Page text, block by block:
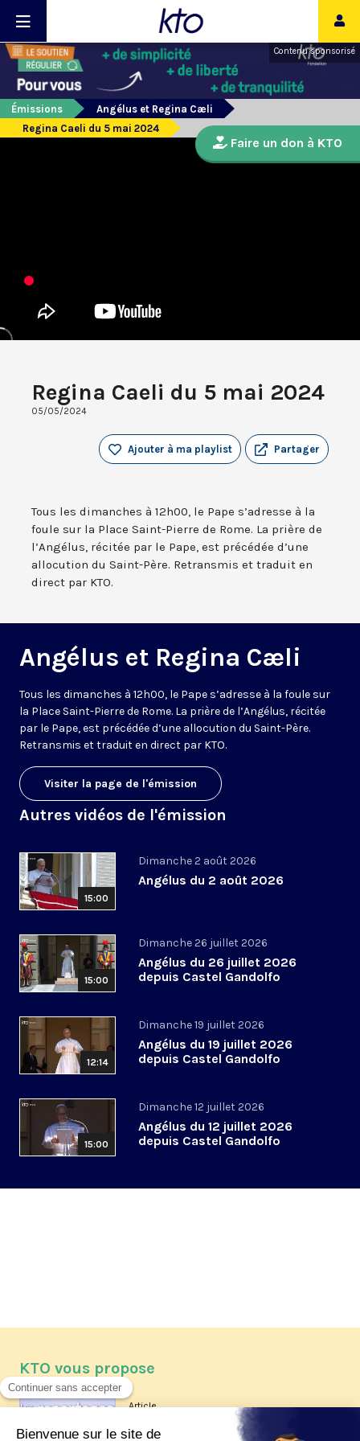
Contenu sponsorisé
Émissions
Angélus et Regina Cæli
Regina Caeli du 5 mai 2024
Regina Caeli du 5 mai 2024
05/05/2024
Partager
Ajouter à ma playlist
Tous les dimanches à 12h00, le Pape s’adresse à la
foule sur la Place Saint-Pierre de Rome. La prière de
l’Angélus, récitée par le Pape, est précédée d’une
allocution du Saint-Père. Retransmis et traduit en
direct par KTO.
Angélus et Regina Cæli
Tous les dimanches à 12h00, le Pape s’adresse à la foule sur
la Place Saint-Pierre de Rome. La prière de l’Angélus, récitée
par le Pape, est précédée d’une allocution du Saint-Père.
Retransmis et traduit en direct par KTO.
Visiter la page de l'émission
Autres vidéos de l'émission
15:00
Dimanche 2 août 2026
Angélus du 2 août 2026
15:00
Dimanche 26 juillet 2026
Angélus du 26 juillet 2026
depuis Castel Gandolfo
12:14
Dimanche 19 juillet 2026
Angélus du 19 juillet 2026
depuis Castel Gandolfo
15:00
Dimanche 12 juillet 2026
Angélus du 12 juillet 2026
depuis Castel Gandolfo
Faire un don à KTO
KTO vous propose
Article
Les reportages d'été 2026 de KTO